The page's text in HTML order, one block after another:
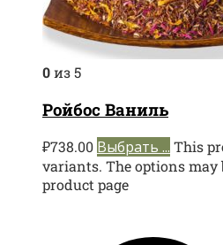
0из 5
Ройбос Ваниль
₽738.00 Выбрать ... This
variants. The options may
product page